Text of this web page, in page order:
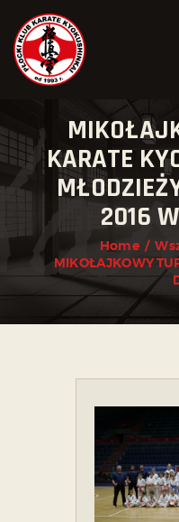
KARATE
2016
Home
MIKOŁAJKOWY
AKTUALNOŚCI
O KLUBIE
KARATE
KALENDARZ
TRENINGI
ZAPISY
KONTAKT